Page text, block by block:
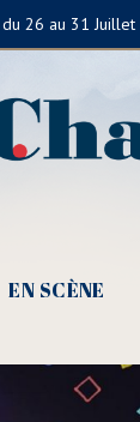
du 26 au 31 Juillet
EN SCÈNE